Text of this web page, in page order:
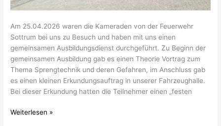
Am 25.04.2026 waren die Kameraden von der Feuerwehr
Sottrum bei uns zu Besuch und haben mit uns einen
gemeinsamen Ausbildungsdienst durchgeführt. Zu Beginn der
gemeinsamen Ausbildung gab es einen Theorie Vortrag zum
Thema Sprengtechnik und deren Gefahren, im Anschluss gab
es einen kleinen Erkundungsauftrag in unserer Fahrzeughalle.
Bei dieser Erkundung hatten die Teilnehmer einen „festen
Weiterlesen »